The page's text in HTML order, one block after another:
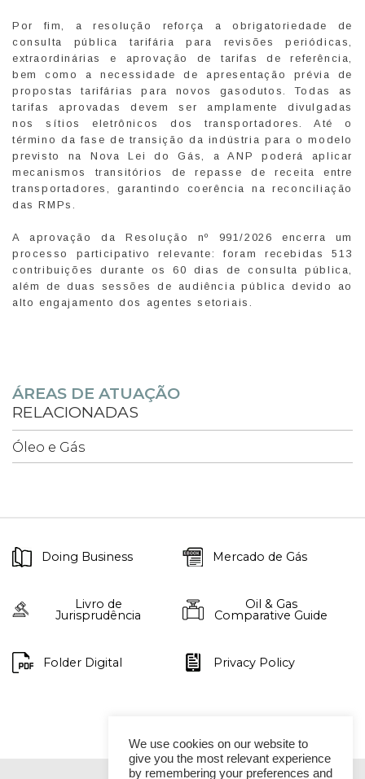
Por fim, a resolução reforça a obrigatoriedade de
consulta pública tarifária para revisões periódicas,
extraordinárias e aprovação de tarifas de referência,
bem como a necessidade de apresentação prévia de
propostas tarifárias para novos gasodutos. Todas as
tarifas aprovadas devem ser amplamente divulgadas
nos sítios eletrônicos dos transportadores. Até o
término da fase de transição da indústria para o modelo
previsto na Nova Lei do Gás, a ANP poderá aplicar
mecanismos transitórios de repasse de receita entre
transportadores, garantindo coerência na reconciliação
das RMPs.
A aprovação da Resolução nº 991/2026 encerra um
processo participativo relevante: foram recebidas 513
contribuições durante os 60 dias de consulta pública,
além de duas sessões de audiência pública devido ao
alto engajamento dos agentes setoriais.
ÁREAS DE ATUAÇÃO
RELACIONADAS
Óleo e Gás
Doing Business Mercado de Gás
Livro de
Jurisprudência
Oil & Gas
Comparative Guide
Folder Digital Privacy Policy
We use cookies on our website to
give you the most relevant experience
by remembering your preferences and